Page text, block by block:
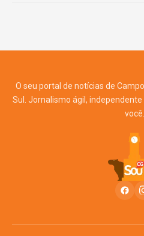
O seu portal de notícias de
Sul. Jornalismo ágil,
você.